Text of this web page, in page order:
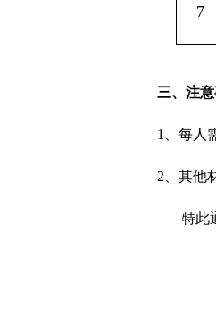
7
三、注
1 、每人
2 、其
特此